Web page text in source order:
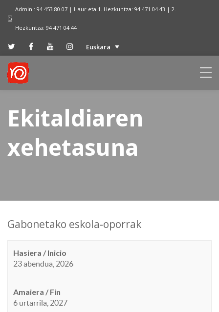
Admin.: 94 453 80 07 | Haur eta 1. Hezkuntza: 94 471 04 43 | 2.
Hezkuntza: 94 471 04 44
Euskara
Ekitaldiaren
xehetasuna
Gabonetako eskola-oporrak
Hasiera / Inicio
23 abendua, 2026
Amaiera / Fin
6 urtarrila, 2027